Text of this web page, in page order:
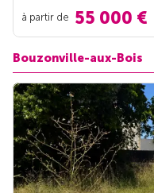
à partir de 55 000 €
Bouzonville-aux-Bois